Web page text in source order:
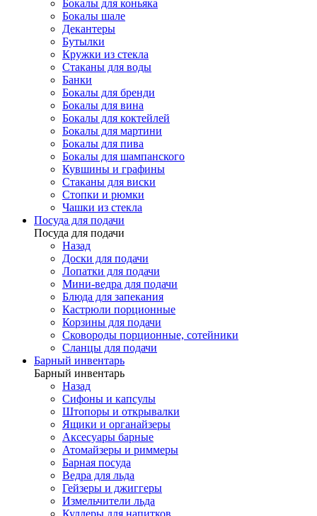
Бокалы для коньяка
Бокалы шале
Декантеры
Бутылки
Кружки из стекла
Стаканы для воды
Банки
Бокалы для бренди
Бокалы для вина
Бокалы для коктейлей
Бокалы для мартини
Бокалы для пива
Бокалы для шампанского
Кувшины и графины
Стаканы для виски
Стопки и рюмки
Чашки из стекла
Посуда для подачи
Посуда для подачи
Назад
Доски для подачи
Лопатки для подачи
Мини-ведра для подачи
Блюда для запекания
Кастрюли порционные
Корзины для подачи
Сковороды порционные, сотейники
Сланцы для подачи
Барный инвентарь
Барный инвентарь
Назад
Сифоны и капсулы
Штопоры и открывалки
Ящики и органайзеры
Аксесуары барные
Атомайзеры и риммеры
Барная посуда
Ведра для льда
Гейзеры и джиггеры
Измельчители льда